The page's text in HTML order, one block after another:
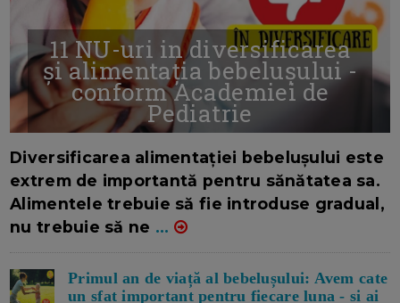
11 NU-uri in diversificarea
și alimentația bebelușului -
conform Academiei de
Pediatrie
Diversificarea alimentației bebelușului este
extrem de importantă pentru sănătatea sa.
Alimentele trebuie să fie introduse gradual,
nu trebuie să ne ...
Primul an de viață al bebelușului: Avem cate
un sfat important pentru fiecare luna - si ai